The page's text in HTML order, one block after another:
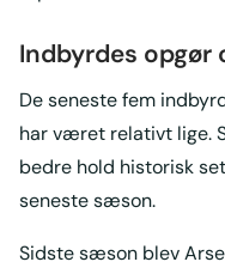
Indbyrdes opgør
De seneste fem
har været relativt lige.
bedre hold historisk
seneste sæson.
Sidste sæson blev